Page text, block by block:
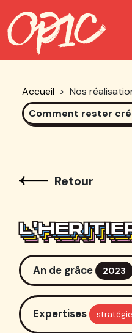
Accueil > Nos
Retour
An de grâce 2023
Expertises stratégie